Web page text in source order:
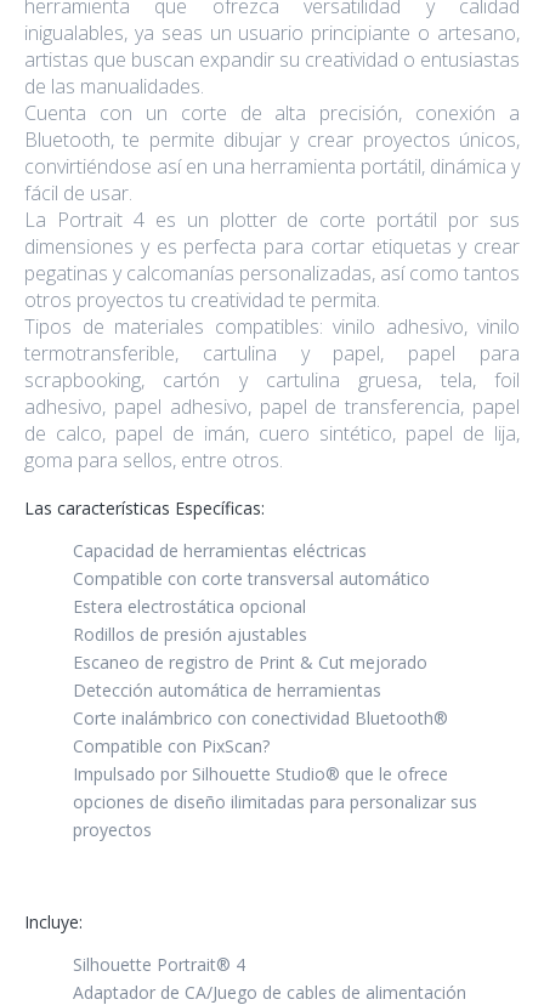
herramienta que ofrezca versatilidad y calidad
inigualables, ya seas un usuario principiante o artesano,
artistas que buscan expandir su creatividad o entusiastas
de las manualidades.
Cuenta con un corte de alta precisión, conexión a
Bluetooth, te permite dibujar y crear proyectos únicos,
convirtiéndose así en una herramienta portátil, dinámica y
fácil de usar.
La Portrait 4 es un plotter de corte portátil por sus
dimensiones y es perfecta para cortar etiquetas y crear
pegatinas y calcomanías personalizadas, así como tantos
otros proyectos tu creatividad te permita.
Tipos de materiales compatibles: vinilo adhesivo, vinilo
termotransferible, cartulina y papel, papel para
scrapbooking, cartón y cartulina gruesa, tela, foil
adhesivo, papel adhesivo, papel de transferencia, papel
de calco, papel de imán, cuero sintético, papel de lija,
goma para sellos, entre otros.
Las características Específicas:
Capacidad de herramientas eléctricas
Compatible con corte transversal automático
Estera electrostática opcional
Rodillos de presión ajustables
Escaneo de registro de Print & Cut mejorado
Detección automática de herramientas
Corte inalámbrico con conectividad Bluetooth®
Compatible con PixScan?
Impulsado por Silhouette Studio® que le ofrece
opciones de diseño ilimitadas para personalizar sus
proyectos
Incluye:
Silhouette Portrait® 4
Adaptador de CA/Juego de cables de alimentación